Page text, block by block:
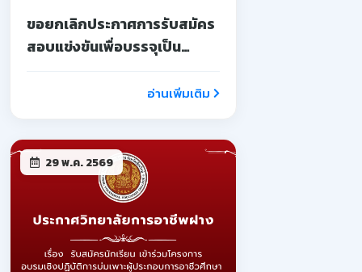
ขอยกเลิกประกาศการรับสมัคร
สอบแข่งขันเพื่อบรรจุเป็น
อ่านเพิ่มเติม
29 พ.ค. 2569